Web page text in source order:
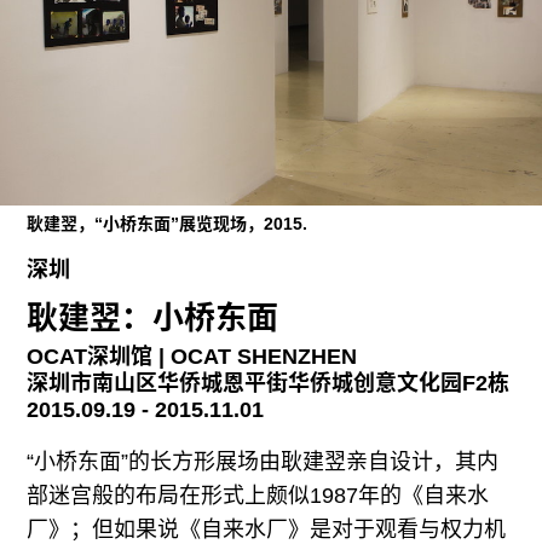
ART & EDUCATION
联系我们
关注我们
耿建翌，“小桥东面”展览现场，2015.
深圳
耿建翌：小桥东面
OCAT深圳馆 | OCAT SHENZHEN
深圳市南山区华侨城恩平街华侨城创意文化园F2栋
2015.09.19 - 2015.11.01
“小桥东面”的长方形展场由耿建翌亲自设计，其内
部迷宫般的布局在形式上颇似1987年的《自来水
厂》；但如果说《自来水厂》是对于观看与权力机